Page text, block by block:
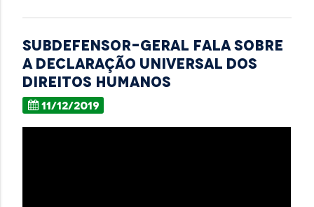
Subdefensor-geral fala sobre
a Declaração Universal dos
Direitos Humanos
11/12/2019